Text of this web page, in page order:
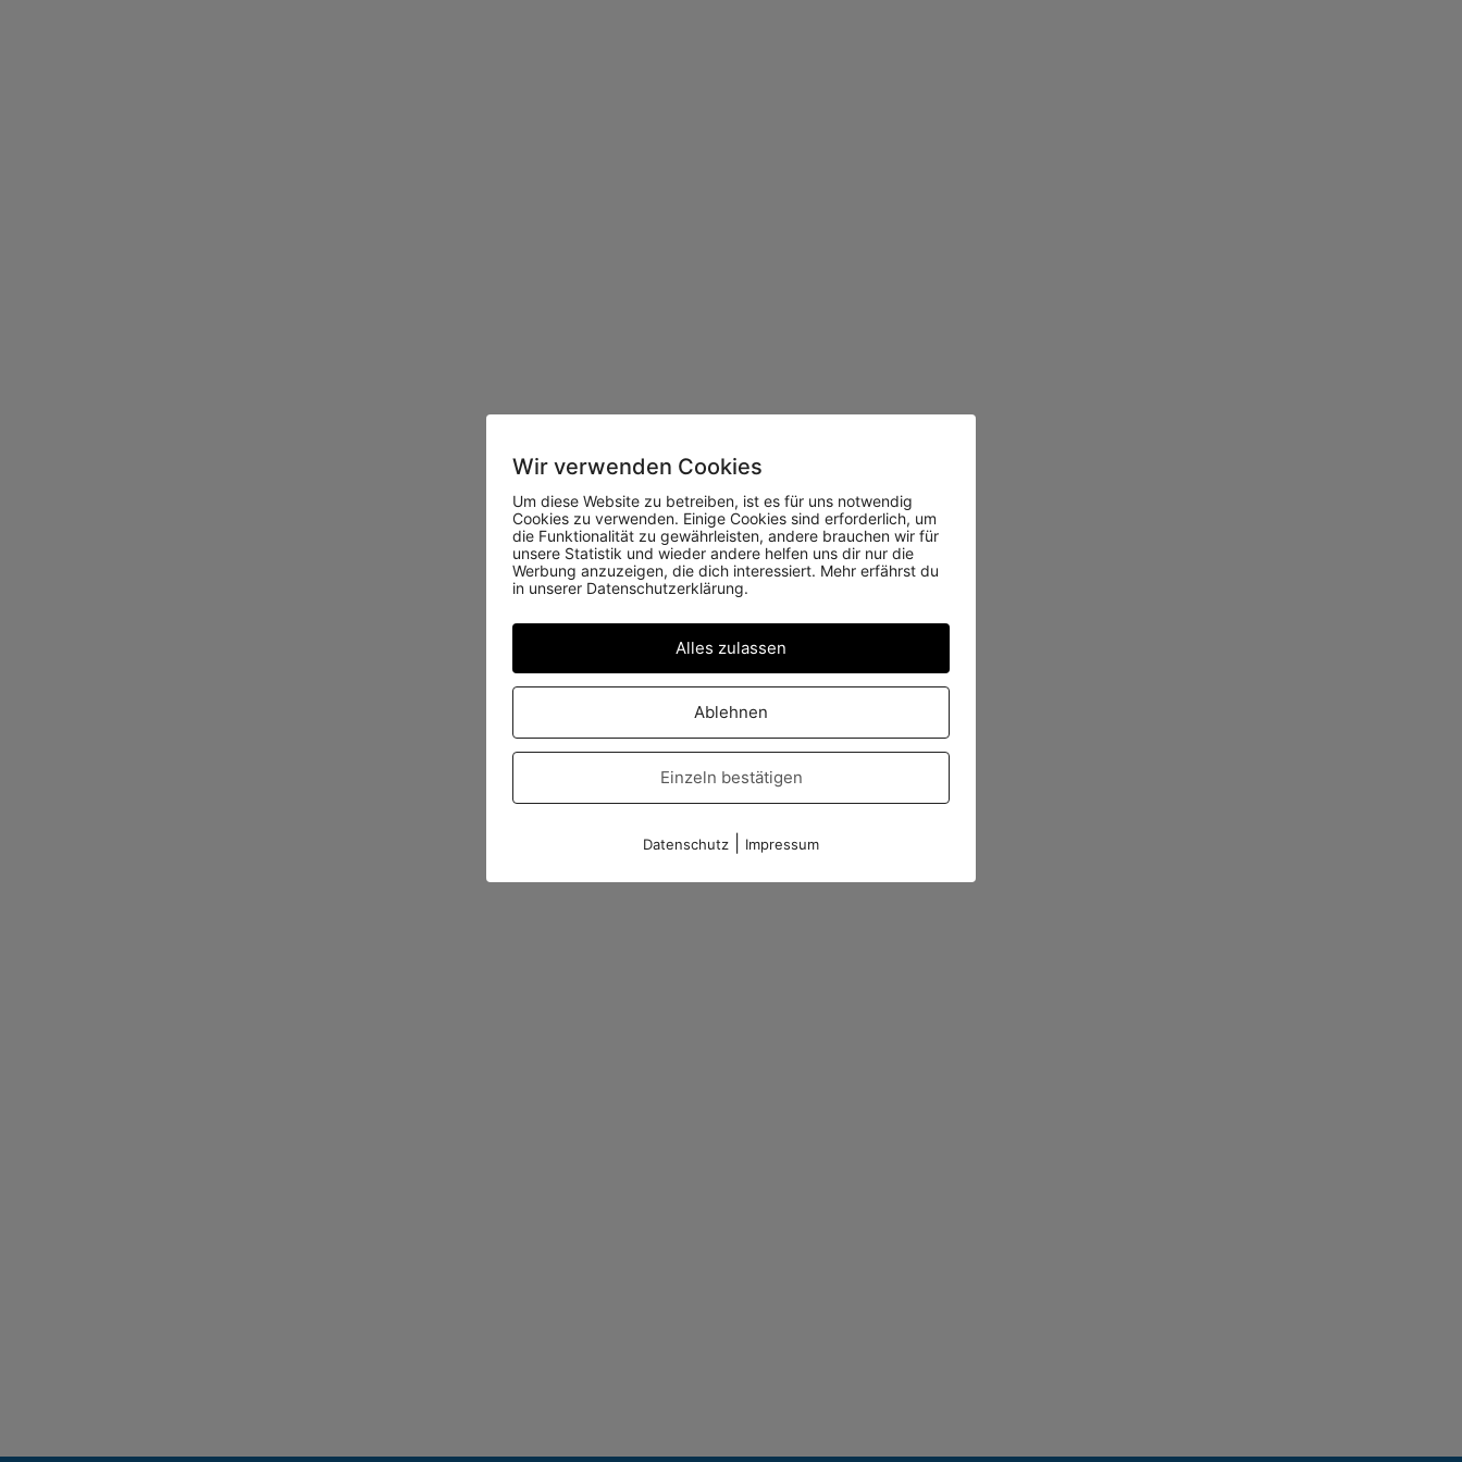
Wir verwenden Cookies
Um diese Website zu betreiben, ist es für uns notwendig
Cookies zu verwenden. Einige Cookies sind erforderlich, um
die Funktionalität zu gewährleisten, andere brauchen wir für
unsere Statistik und wieder andere helfen uns dir nur die
Werbung anzuzeigen, die dich interessiert. Mehr erfährst du
in unserer Datenschutzerklärung.
Alles zulassen
Ablehnen
Einzeln bestätigen
Datenschutz Impressum